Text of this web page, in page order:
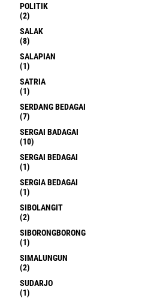
POLITIK
(2)
SALAK
(8)
SALAPIAN
(1)
SATRIA
(1)
SERDANG BEDAGAI
(7)
SERGAI BADAGAI
(10)
SERGAI BEDAGAI
(1)
SERGIA BEDAGAI
(1)
SIBOLANGIT
(2)
SIBORONGBORONG
(1)
SIMALUNGUN
(2)
SUDARJO
(1)